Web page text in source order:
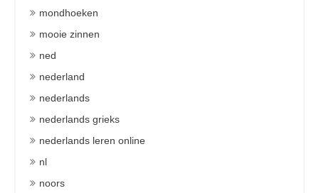
mondhoeken
mooie zinnen
ned
nederland
nederlands
nederlands grieks
nederlands leren online
nl
noors